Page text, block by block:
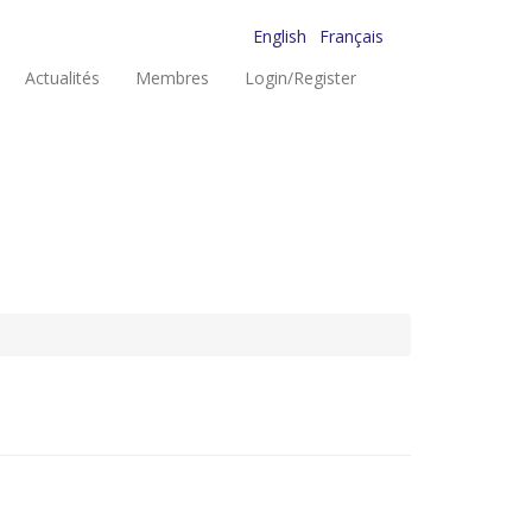
English
Français
Actualités
Membres Login/Register